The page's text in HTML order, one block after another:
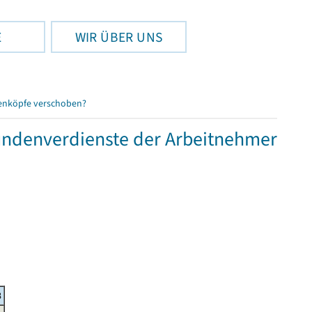
WIR ÜBER UNS
verschoben?
der Arbeitnehmer